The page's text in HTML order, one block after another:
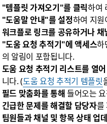
"템플릿 가져오기"를 클릭하여
"도움말 안내"를 설정하여 지
워크플로 링크를 공유하거나
"도움 요청 추적기"에 액세스하
의 알림이 포함됩니다.
도움 요청 추적기 리스트를 열어
니다. (도움 요청 추적기 템플릿
필드 맞춤화를 통해들어오는
긴급한 문제를 해결할 담당자를
팀원들과 채널 및 항목 상태 업